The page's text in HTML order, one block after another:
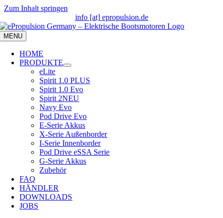
Zum Inhalt springen
info [at] epropulsion.de
MENU
HOME
PRODUKTE
eLite
Spirit 1.0 PLUS
Spirit 1.0 Evo
Spirit 2NEU
Navy Evo
Pod Drive Evo
E-Serie Akkus
X-Serie Außenborder
I-Serie Innenborder
Pod Drive eSSA Serie
G-Serie Akkus
Zubehör
FAQ
HÄNDLER
DOWNLOADS
JOBS